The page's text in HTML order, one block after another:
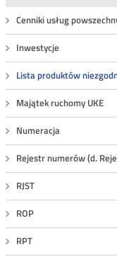
Cenniki usług
Inwestycje
Lista produktów
Majątek ruchomy UKE
Numeracja
Rejestr numerów (d.
RJST
ROP
RPT